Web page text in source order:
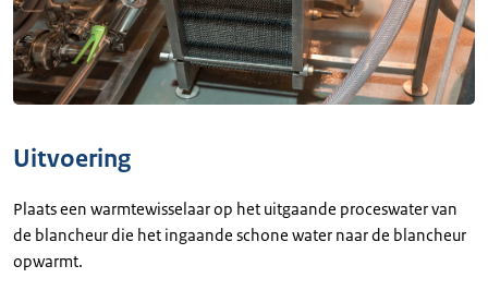
Uitvoering
Plaats een warmtewisselaar op het uitgaande proceswater van
de blancheur die het ingaande schone water naar de blancheur
opwarmt.